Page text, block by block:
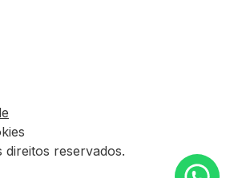
reservados.